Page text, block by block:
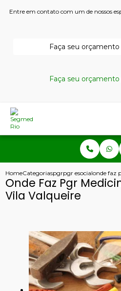
Entre em contato com um de nossos
Faça seu
Faça seu
HomeCategoriaspgrpgr esocialonde faz
Onde Faz Pgr
Vila Valqueire